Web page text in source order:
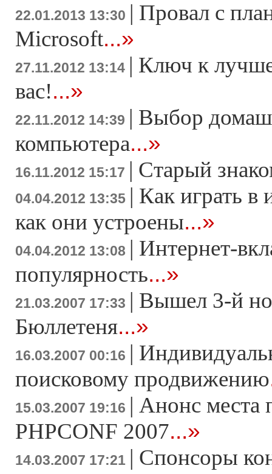
22.01.2013 13:30 | Провал с
Microsoft...»
27.11.2012 13:14 | Ключ к
вас!...»
22.11.2012 14:39 | Выбор
компьютера...»
16.11.2012 15:17 | Старый
04.04.2012 13:35 | Как играть в
как они устроены...»
04.04.2012 13:08 | Интернет-
популярность...»
21.03.2007 17:33 | Вышел 3-й
Бюллетеня...»
16.03.2007 00:16 |
поисковому продвижению
15.03.2007 19:16 | Анонс места
PHPCONF 2007...»
14.03.2007 17:21 | Спонсоры